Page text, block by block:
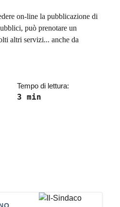
on-line la pubblicazione di
può prenotare un
altri servizi... anche da
Tempo di lettura:
3 min